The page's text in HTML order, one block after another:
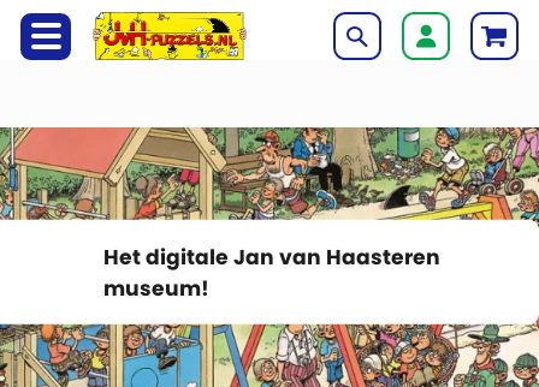
Het digitale Jan van Haasteren
museum!